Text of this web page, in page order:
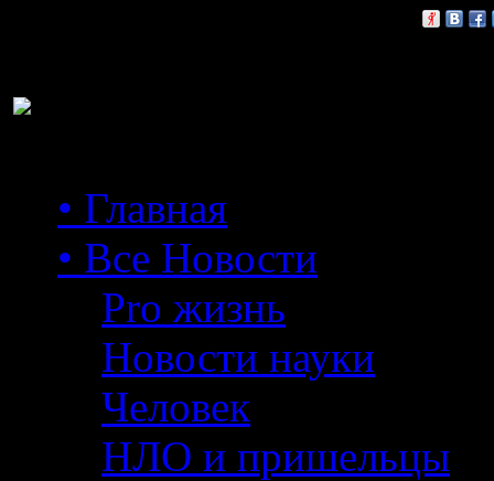
• Главная
• Все Новости
Pro жизнь
Новости науки
Человек
НЛО и пришельцы